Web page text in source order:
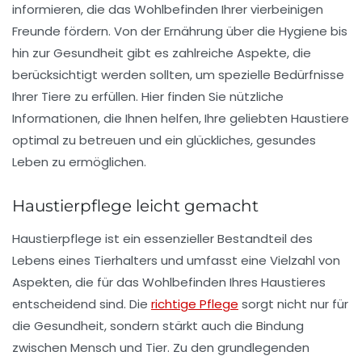
informieren, die das Wohlbefinden Ihrer vierbeinigen
Freunde fördern. Von derErnährung über die Hygiene bis
hin zurGesundheit gibt es zahlreiche Aspekte, die
berücksichtigt werden sollten, um spezielle Bedürfnisse
Ihrer Tiere zu erfüllen. Hier finden Sie nützliche
Informationen, die Ihnen helfen, Ihre geliebten Haustiere
optimal zu betreuen und ein glückliches, gesundes
Leben zu ermöglichen.
Haustierpflege leicht gemacht
Haustierpflege ist ein essenzieller Bestandteil des
Lebens eines Tierhalters und umfasst eine Vielzahl von
Aspekten, die für das Wohlbefinden Ihres Haustieres
entscheidend sind. Die richtige Pflege sorgt nicht nur für
die Gesundheit, sondern stärkt auch die Bindung
zwischen Mensch und Tier. Zu den grundlegenden